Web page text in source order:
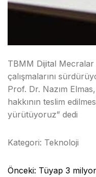
TBMM Dijital Mecralar
çalışmalarını
Prof. Dr. Nazım
hakkının teslim
yürütüyoruz” dedi
Kategori: Teknoloji
Yazı
Önceki: Tüyap 3